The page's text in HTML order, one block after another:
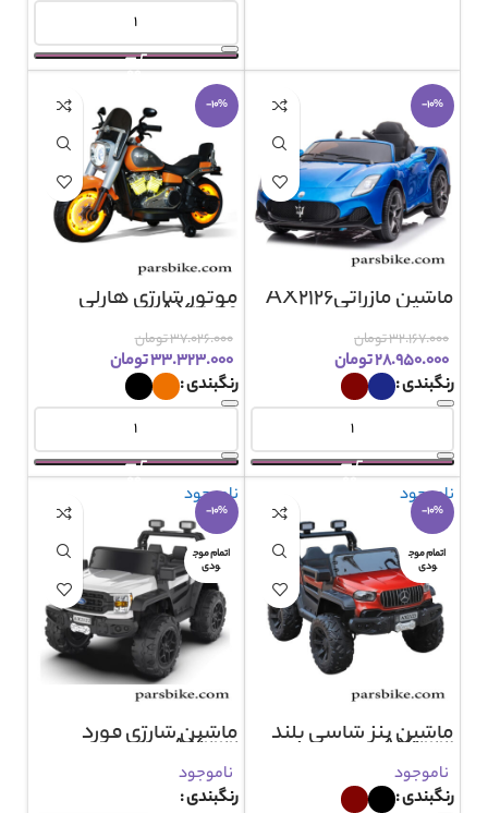
-10%
ماشین مازراتیAX2126
۳۲.۱۶۷.۰۰۰تومان
۲۸.۹۵۰.۰۰۰تومان
رنگبندی
-10%
موتور شارژی هارلی
AX3069
۳۷.۰۲۶.۰۰۰تومان
۳۳.۳۲۳.۰۰۰تومان
رنگبندی
ناموجود
-10%
اتمام موج
ودی
ماشین بنز شاسی بلند
AX2123
ناموجود
رنگبندی
ناموجود
-10%
اتمام موج
ودی
ماشین شارژی فورد
AX2122
ناموجود
رنگبندی